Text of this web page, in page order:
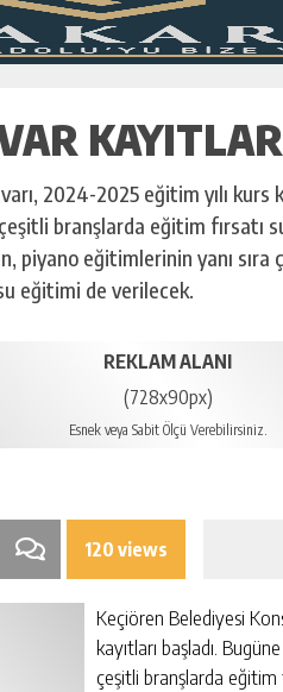
Kimine şeker, kimine zehir
2024-2025 eğitim yılı kurs
branşlarda eğitim fırsatı
piyano eğitimlerinin yanı sıra
eğitimi de verilecek.
REKLAM ALANI
(728x90px)
Esnek veya Sabit Ölçü Verebilirsiniz.
120 views
Keçiören Belediyesi
kayıtları başladı.
çeşitli branşlarda